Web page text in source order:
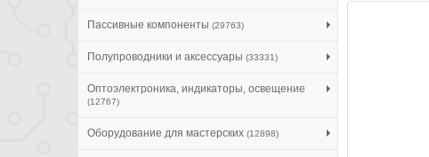
Пассивные компоненты (29763)
Полупроводники и аксессуары (33331)
Оптоэлектроника, индикаторы, освещение
(12767)
Оборудование для мастерских (12898)